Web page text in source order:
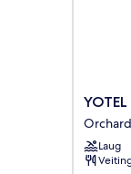
YOTEL
Orchard
Road
Orchard
Orchard
Laug